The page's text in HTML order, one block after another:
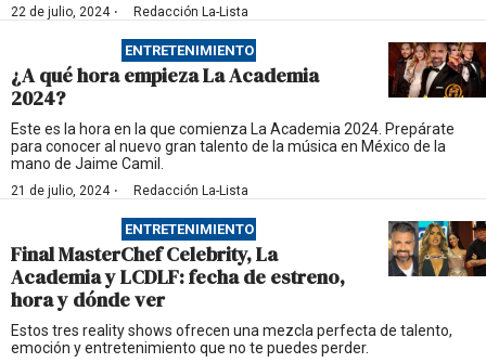
22 de julio, 2024· Redacción La-Lista
ENTRETENIMIENTO
¿A qué hora empieza La Academia
2024?
Este es la hora en la que comienza La Academia 2024. Prepárate
para conocer al nuevo gran talento de la música en México de la
mano de Jaime Camil.
21 de julio, 2024· Redacción La-Lista
ENTRETENIMIENTO
Final MasterChef Celebrity, La
Academia y LCDLF: fecha de estreno,
hora y dónde ver
Estos tres reality shows ofrecen una mezcla perfecta de talento,
emoción y entretenimiento que no te puedes perder.